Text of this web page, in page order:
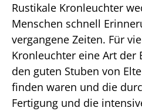
Rustikale Kronleuchter
Menschen schnell
vergangene Zeiten. Für
Kronleuchter eine Art der
den guten Stuben von
finden waren und die
Fertigung und die